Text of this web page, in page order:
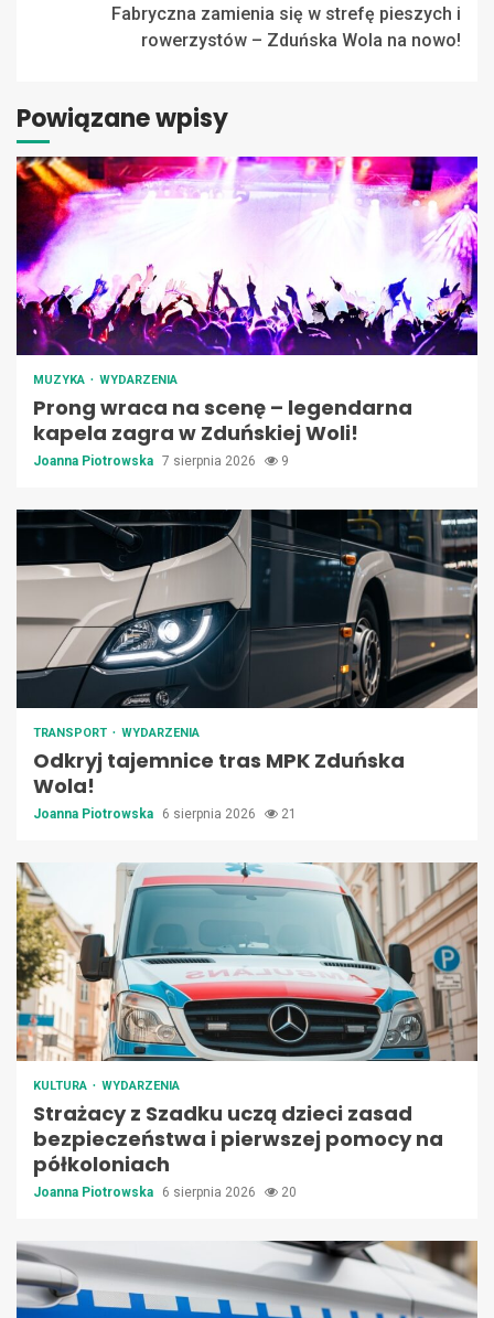
Fabryczna zamienia się w strefę pieszych i
rowerzystów – Zduńska Wola na nowo!
Powiązane wpisy
MUZYKA WYDARZENIA
Prong wraca na scenę – legendarna
kapela zagra w Zduńskiej Woli!
Joanna Piotrowska 7 sierpnia 2026 9
TRANSPORT WYDARZENIA
Odkryj tajemnice tras MPK Zduńska
Wola!
Joanna Piotrowska 6 sierpnia 2026 21
KULTURA WYDARZENIA
Strażacy z Szadku uczą dzieci zasad
bezpieczeństwa i pierwszej pomocy na
półkoloniach
Joanna Piotrowska 6 sierpnia 2026 20